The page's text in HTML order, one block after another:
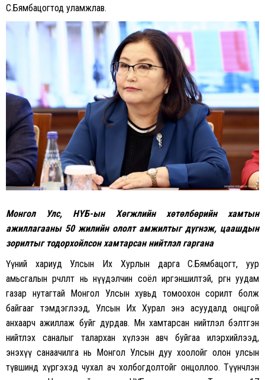
С.Бямбацогтод уламжлав.
Монгол Улс, НҮБ-ын Хөгжлийн хөтөлбөрийн хамтын
ажиллагааны 50 жилийн ололт амжилтыг дүгнэж, цаашдын
зорилтыг тодорхойлсон хамтарсан нийтлэл гаргана
Үүний хариуд Улсын Их Хурлын дарга С.Бямбацогт, уур
амьсгалын өөрчлөлт нь нүүдэлчин соёл иргэншилтэй, өргөн уудам
газар нутагтай Монгол Улсын хувьд томоохон сорилт болж
байгааг тэмдэглээд, Улсын Их Хурал энэ асуудалд онцгой
анхаарч ажиллаж буйг дурдав. Мөн хамтарсан нийтлэл бэлтгэн
нийтлэх саналыг талархан хүлээн авч буйгаа илэрхийлээд,
энэхүү санаачилга нь Монгол Улсын дуу хоолойг олон улсын
түвшинд хүргэхэд чухал ач холбогдолтойг онцоллоо. Түүнчлэн